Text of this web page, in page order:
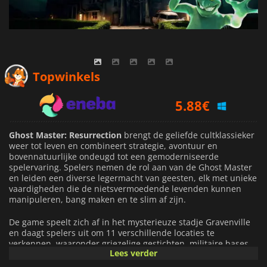
Topwinkels
8.19€
5.20€
Ghost Master: Resurrection brengt de geliefde cultklassieker
weer tot leven en combineert strategie, avontuur en
bovennatuurlijke ondeugd tot een gemoderniseerde
spelervaring. Spelers nemen de rol aan van de Ghost Master
en leiden een diverse legermacht van geesten, elk met unieke
vaardigheden die de nietsvermoedende levenden kunnen
manipuleren, bang maken en te slim af zijn.
De game speelt zich af in het mysterieuze stadje Gravenville
en daagt spelers uit om 11 verschillende locaties te
verkennen, waaronder griezelige gestichten, militaire bases,
bruisende studentenhuizen en lokale politiebureaus. Elke
Lees verder